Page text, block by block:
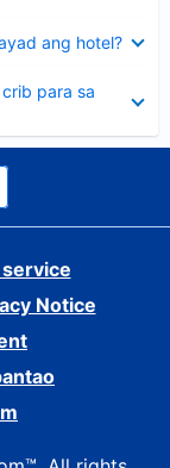
ang hotel?
para sa
Notice